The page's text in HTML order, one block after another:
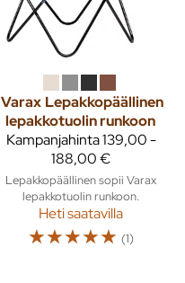
Varax Lepakkopäällinen
lepakkotuolin runkoon
Kampanjahinta139,00 -
188,00 €
Lepakkopäällinen sopii Varax
lepakkotuolin runkoon.
Heti saatavilla
☆☆☆☆☆ (1)